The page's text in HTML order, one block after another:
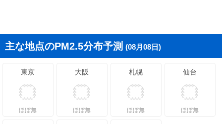
主な地点のPM2.5分布予測 (08月08日)
東京
ほぼ無
大阪
ほぼ無
札幌
ほぼ無
仙台
ほぼ無